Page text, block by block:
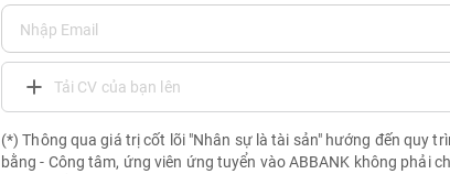
Tải CV của bạn lên
(*) Thông qua giá trị cốt lõi "Nhân sự là tài sản" hướng đến quy
bằng - Công tâm, ứng viên ứng tuyển vào ABBANK không phải